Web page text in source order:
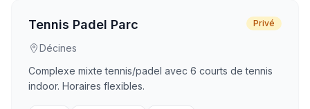
Tennis Padel Parc Privé
Décines
Complexe mixte tennis/padel avec 6 courts de tennis
indoor. Horaires flexibles.